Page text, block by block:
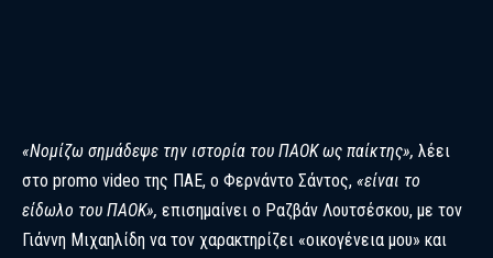
«Νομίζω σημάδεψε την ιστορία του ΠΑΟΚ ως παίκτης», λέει
στο promo video της ΠΑΕ, ο Φερνάντο Σάντος, «είναι το
είδωλο του ΠΑΟΚ», επισημαίνει ο Ραζβάν Λουτσέσκου, με τον
Γιάννη Μιχαηλίδη να τον χαρακτηρίζει «οικογένεια μου» και